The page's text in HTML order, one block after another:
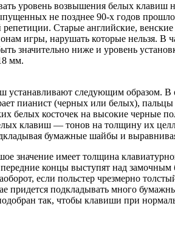
уровень возвышения белых
не позднее 90-х годов
Старые английские,
игры, нарушать которые нельзя.
значительно ниже и уровень
мм.
устанавливают следующим образом.
пианист (черных или белых),
белых косточек на высокие черные
клавиш — тонов на толщину их
бумажные шайбы и
значение имеет толщина
концы выступят над
если польстер чрезмерно
придется подкладывать много
так, чтобы клавиши при